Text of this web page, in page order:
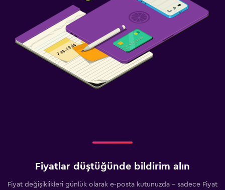
Fiyatlar düştüğünde bildirim alın
Fiyat değişiklikleri günlük olarak e-posta kutunuzda - sadece Fiyat